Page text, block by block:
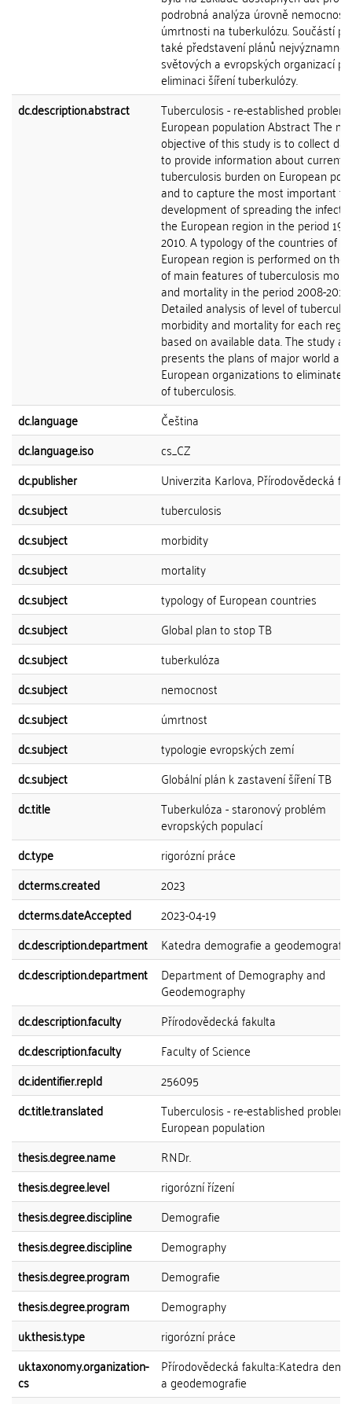
podrobná analýza úrovně
úmrtnosti na tuberkulózu. Součástí
také představení plánů
světových a evropských organizací
eliminaci šíření tuberkulózy.
dc.description.abstract
Tuberculosis - re-established
European population Abstract The
objective of this study is to collect
to provide information about current
tuberculosis burden on European
and to capture the most important
development of spreading the
the European region in the period
2010. A typology of the countries of
European region is performed on the
of main features of tuberculosis
and mortality in the period 2008-2010.
Detailed analysis of level of
morbidity and mortality for each
based on available data. The study
presents the plans of major world and
European organizations to eliminate
of tuberculosis.
dc.language
Čeština
dc.language.iso
cs_CZ
dc.publisher
Univerzita Karlova, Přírodovědecká
dc.subject
tuberculosis
dc.subject
morbidity
dc.subject
mortality
dc.subject
typology of European countries
dc.subject
Global plan to stop TB
dc.subject
tuberkulóza
dc.subject
nemocnost
dc.subject
úmrtnost
dc.subject
typologie evropských zemí
dc.subject
Globální plán k zastavení šíření TB
dc.title
Tuberkulóza - staronový problém
evropských populací
dc.type
rigorózní práce
dcterms.created
2023
dcterms.dateAccepted
2023-04-19
dc.description.department
Katedra demografie a geodemografie
dc.description.department
Department of Demography and
Geodemography
dc.description.faculty
Přírodovědecká fakulta
dc.description.faculty
Faculty of Science
dc.identifier.repId
256095
dc.title.translated
Tuberculosis - re-established
European population
thesis.degree.name
RNDr.
thesis.degree.level
rigorózní řízení
thesis.degree.discipline
Demografie
thesis.degree.discipline
Demography
thesis.degree.program
Demografie
thesis.degree.program
Demography
uk.thesis.type
rigorózní práce
uk.taxonomy.organization-
cs
Přírodovědecká fakulta::Katedra
a geodemografie